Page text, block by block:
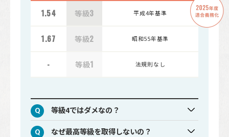
1.54 等級3 平成4年基準
1.67 等級2 昭和55年基準
- 等級1 法規則なし
等級4ではダメなの？
なぜ最高等級を取得しないの？